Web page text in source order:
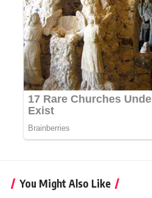
You Might Also Like